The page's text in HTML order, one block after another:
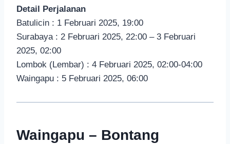
Detail Perjalanan
Batulicin : 1 Februari 2025, 19:00
Surabaya : 2 Februari 2025, 22:00 – 3 Februari
2025, 02:00
Lombok (Lembar) : 4 Februari 2025, 02:00-04:00
Waingapu : 5 Februari 2025, 06:00
Waingapu – Bontang